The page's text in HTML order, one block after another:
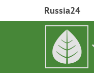
Russia24